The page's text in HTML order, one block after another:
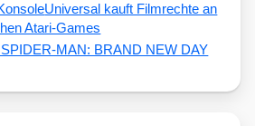
Universal kauft Filmrechte an
Atari-Games
SPIDER-MAN: BRAND NEW DAY